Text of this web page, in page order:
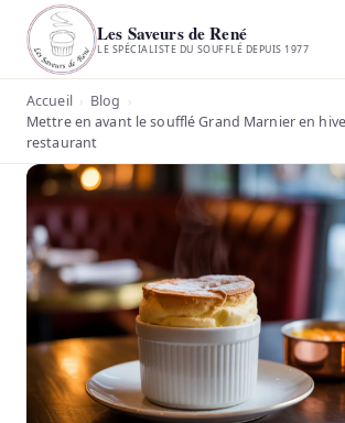
Les Saveurs de René
LE SPÉCIALISTE DU SOUFFLÉ DEPUIS 1977
Accueil › Blog ›
Mettre en avant le soufflé Grand Marnier en
restaurant